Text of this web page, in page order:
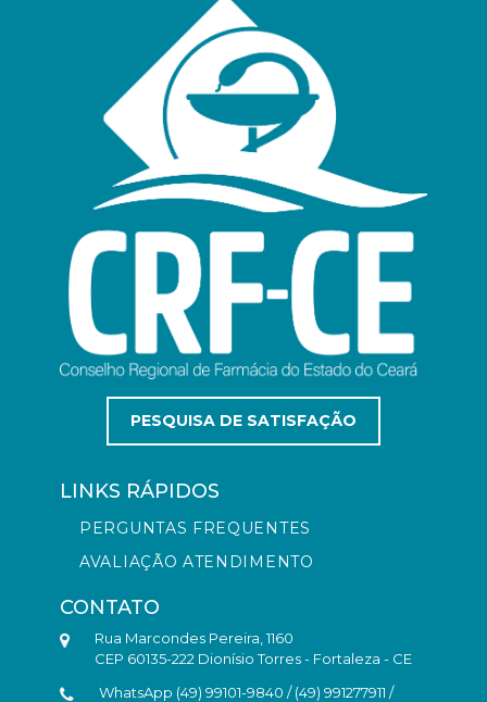
PESQUISA DE SATISFAÇÃO
LINKS RÁPIDOS
PERGUNTAS FREQUENTES
AVALIAÇÃO ATENDIMENTO
CONTATO
Rua Marcondes Pereira, 1160
CEP 60135-222 Dionísio Torres - Fortaleza - CE
WhatsApp (49) 99101-9840 / (49) 991277911 /